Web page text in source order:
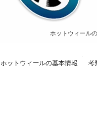
ホットウィール
ホットウィールの基本情報 考